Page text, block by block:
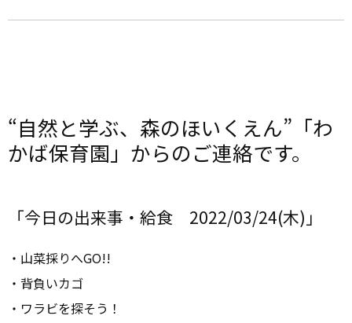
“自然と学ぶ、森のほいくえん”「わ
かば保育園」からのご連絡です。
「今日の出来事・給食 2022/03/24(木)」
・山菜採りへGO!!
・背負いカゴ
・ワラビを探そう！